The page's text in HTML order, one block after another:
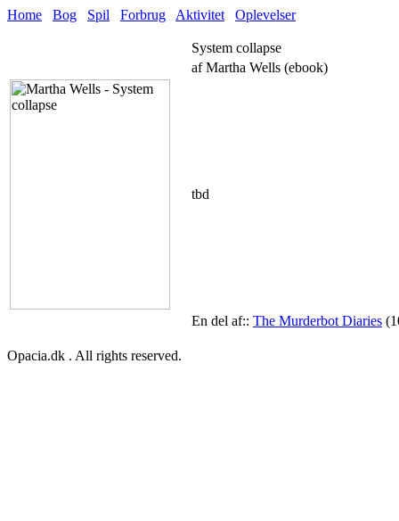
Home Bog Spil Forbrug Aktivitet Oplevelser
System collapse
af Martha Wells (ebook)
tbd
En del af:: The Murderbot Diaries
Opacia.dk . All rights reserved.